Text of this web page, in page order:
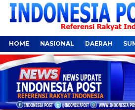
HOME NASIONAL DAERAH